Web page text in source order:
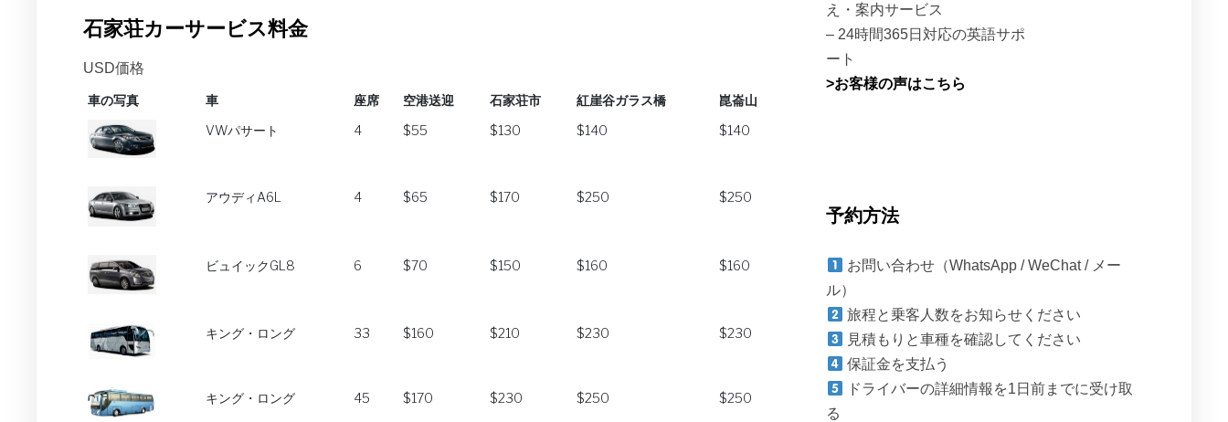
石家荘カーサービス料金
USD価格
車の写真 車 座席 空港送迎 石家荘市 紅崖谷ガラス橋
崑崙山
車の写真
車 座席 空港送迎 石家荘市 紅崖谷ガラス橋 崑崙山
VWパサート 4 $55 $130 $140 $140
アウディA6L 4 $65 $170 $250 $250
ビュイックGL8 6 $70 $150 $160 $160
キング・ロング 33 $160 $210 $230 $230
キング・ロング 45 $170 $230 $250 $250
え・案内サービス
– 24時間365日対応の英語サポ
ート
>お客様の声はこちら
予約方法
お問い合わせ（WhatsApp / WeChat / メー
ル）
旅程と乗客人数をお知らせください
見積もりと車種を確認してください
保証金を支払う
ドライバーの詳細情報を1日前までに受け取
る